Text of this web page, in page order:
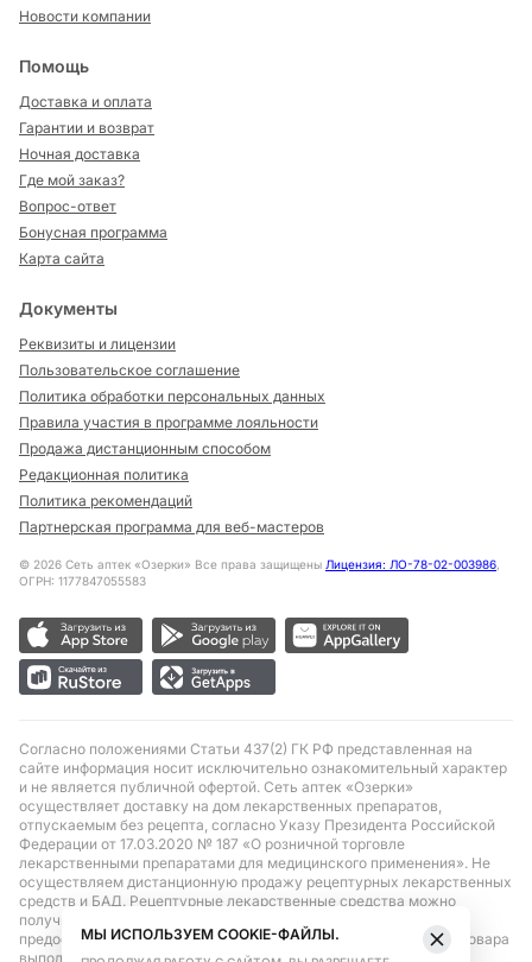
Новости компании
Помощь
Доставка и оплата
Гарантии и возврат
Ночная доставка
Где мой заказ?
Вопрос-ответ
Бонусная программа
Карта сайта
Документы
Реквизиты и лицензии
Пользовательское соглашение
Политика обработки персональных данных
Правила участия в программе лояльности
Продажа дистанционным способом
Редакционная политика
Политика рекомендаций
Партнерская программа для веб-мастеров
© 2026 Сеть аптек «Озерки» Все права защищены Лицензия: ЛО-78-02-003986,
ОГРН: 1177847055583
Согласно положениями Статьи 437(2) ГК РФ представленная на
сайте информация носит исключительно ознакомительный характер
и не является публичной офертой. Сеть аптек «Озерки»
осуществляет доставку на дом лекарственных препаратов,
отпускаемым без рецепта, согласно Указу Президента Российской
Федерации от 17.03.2020 № 187 «О розничной торговле
лекарственными препаратами для медицинского применения». Не
осуществляем дистанционную продажу рецептурных лекарственных
средств и БАД. Рецептурные лекарственные средства можно
получить только при помощи самовывоза в аптеке при
предоставлении рецепта, выписанного врачом. Бронирование товара
выполняется при условиях последующего выкупа заказа в
МЫ ИСПОЛЬЗУЕМ COOKIE-ФАЙЛЫ.